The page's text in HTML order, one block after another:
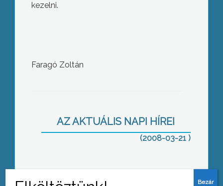
kezelni.
Faragó Zoltán
AZ AKTUÁLIS NAPI HÍREI
(2008-03-21 )